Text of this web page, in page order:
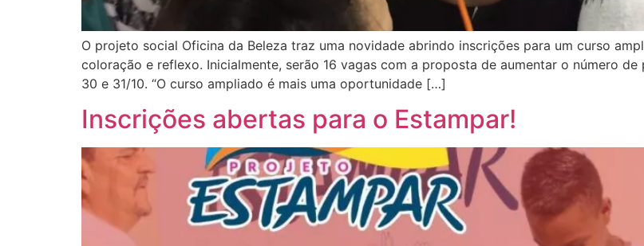
O projeto social Oficina da Beleza traz uma novidade abrindo inscrições para um curso
coloração e reflexo. Inicialmente, serão 16 vagas com a proposta de aumentar o número
30 e 31/10. “O curso ampliado é mais uma oportunidade […]
Inscrições abertas para o Estampar!